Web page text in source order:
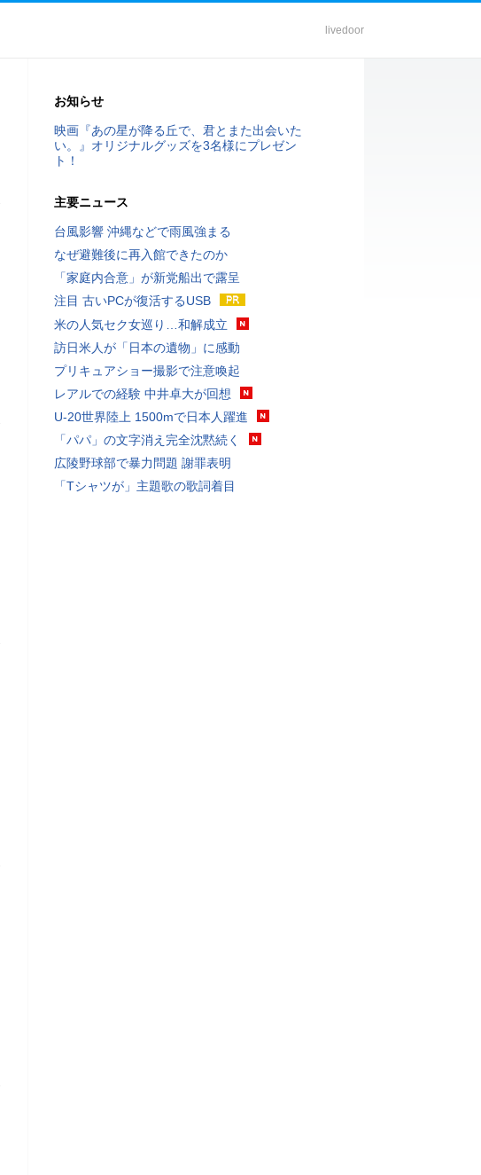
livedoor
お知らせ
映画『あの星が降る丘で、君とまた出会いた
い。』オリジナルグッズを3名様にプレゼン
ト！
主要ニュース
台風影響 沖縄などで雨風強まる
なぜ避難後に再入館できたのか
「家庭内合意」が新党船出で露呈
注目 古いPCが復活するUSB
米の人気セク女巡り…和解成立
訪日米人が「日本の遺物」に感動
プリキュアショー撮影で注意喚起
レアルでの経験 中井卓大が回想
U-20世界陸上 1500mで日本人躍進
「パパ」の文字消え完全沈黙続く
広陵野球部で暴力問題 謝罪表明
「Tシャツが」主題歌の歌詞着目